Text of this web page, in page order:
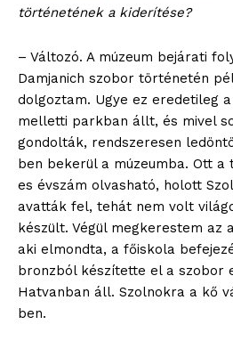
történetének a kiderítése?
– Változó. A múzeum bejárati
Damjanich szobor történetén
dolgoztam. Ugye ez eredetileg a
melletti parkban állt, és mivel
gondolták, rendszeresen
ben bekerül a múzeumba. Ott a
es évszám olvasható, holott
avatták fel, tehát nem volt
készült. Végül megkerestem az
aki elmondta, a főiskola
bronzból készítette el a szobor
Hatvanban áll. Szolnokra a kő
ben.